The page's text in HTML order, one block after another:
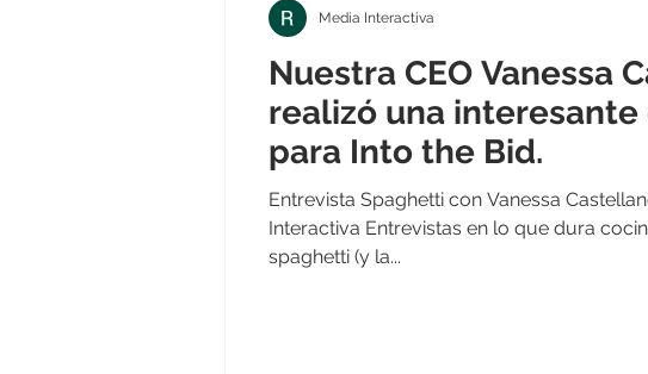
Nuestra CEO Vanessa
realizó una
para Into the Bid.
Entrevista Spaghetti con Vanessa
Interactiva Entrevistas en lo que dura
spaghetti (y la...
Media Interactiva